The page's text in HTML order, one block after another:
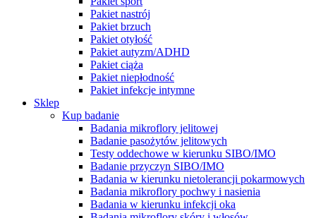
Pakiet nastrój
Pakiet brzuch
Pakiet otyłość
Pakiet autyzm/ADHD
Pakiet ciąża
Pakiet niepłodność
Pakiet infekcje intymne
Sklep
Kup badanie
Badania mikroflory jelitowej
Badanie pasożytów jelitowych
Testy oddechowe w kierunku SIBO/IMO
Badanie przyczyn SIBO/IMO
Badania w kierunku nietolerancji pokarmowych
Badania mikroflory pochwy i nasienia
Badania w kierunku infekcji oka